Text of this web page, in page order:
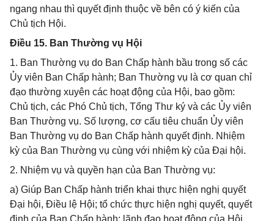
ngang nhau thì quyết định thuộc về bên có ý kiến của
Chủ tịch Hội.
Điều 15. Ban Thường vụ Hội
1. Ban Thường vụ do Ban Chấp hành bầu trong số các
Ủy viên Ban Chấp hành; Ban Thường vụ là cơ quan chỉ
đạo thường xuyên các hoạt động của Hội, bao gồm:
Chủ tịch, các Phó Chủ tịch, Tổng Thư ký và các Ủy viên
Ban Thường vụ. Số lượng, cơ cấu tiêu chuẩn Ủy viên
Ban Thường vụ do Ban Chấp hành quyết định. Nhiệm
kỳ của Ban Thường vụ cùng với nhiệm kỳ của Đại hội.
2. Nhiệm vụ và quyền hạn của Ban Thường vụ:
a) Giúp Ban Chấp hành triển khai thực hiện nghị quyết
Đại hội, Điều lệ Hội; tổ chức thực hiện nghị quyết, quyết
định của Ban Chấp hành; lãnh đạo hoạt động của Hội